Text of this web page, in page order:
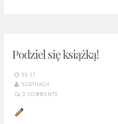
Podziel się książką!
09:37
SCATHACH
2 COMMENTS